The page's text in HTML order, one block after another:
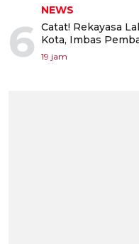
6
NEWS
Catat! Rekayasa
Kota, Imbas
19 jam